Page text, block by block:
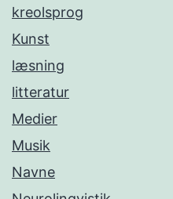
kreolsprog
Kunst
læsning
litteratur
Medier
Musik
Navne